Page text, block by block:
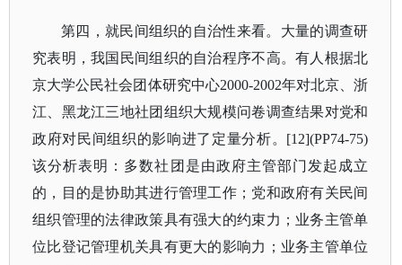
第四，就民间组织的自治性来看。大量的调查研
究表明，我国民间组织的自治程序不高。有人根据北
京大学公民社会团体研究中心2000-2002年对北京、浙
江、黑龙江三地社团组织大规模问卷调查结果对党和
政府对民间组织的影响进了定量分析。[12](PP74-75)
该分析表明：多数社团是由政府主管部门发起成立
的，目的是协助其进行管理工作；党和政府有关民间
组织管理的法律政策具有强大的约束力；业务主管单
位比登记管理机关具有更大的影响力；业务主管单位